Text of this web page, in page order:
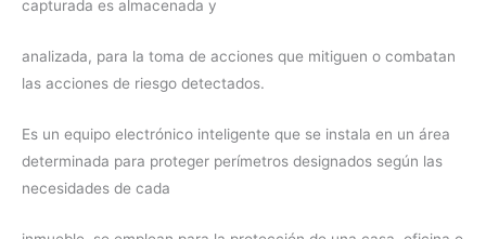
capturada es almacenada y
analizada, para la toma de acciones que mitiguen o combatan
las acciones de riesgo detectados.
Es un equipo electrónico inteligente que se instala en un área
determinada para proteger perímetros designados según las
necesidades de cada